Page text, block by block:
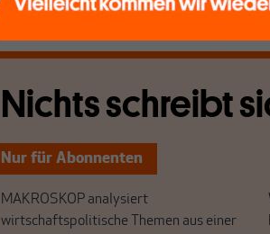
Nichts schreibt
Nur für Abonnenten
MAKROSKOP analysiert
wirtschaftspolitische Themen aus einer